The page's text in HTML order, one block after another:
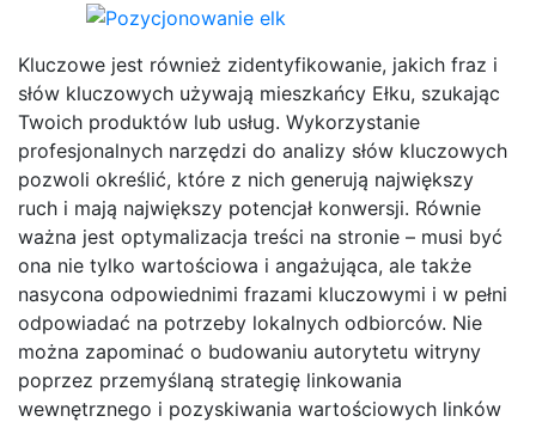
Kluczowe jest również zidentyfikowanie, jakich fraz i
słów kluczowych używają mieszkańcy Ełku, szukając
Twoich produktów lub usług. Wykorzystanie
profesjonalnych narzędzi do analizy słów kluczowych
pozwoli określić, które z nich generują największy
ruch i mają największy potencjał konwersji. Równie
ważna jest optymalizacja treści na stronie – musi być
ona nie tylko wartościowa i angażująca, ale także
nasycona odpowiednimi frazami kluczowymi i w pełni
odpowiadać na potrzeby lokalnych odbiorców. Nie
można zapominać o budowaniu autorytetu witryny
poprzez przemyślaną strategię linkowania
wewnętrznego i pozyskiwania wartościowych linków